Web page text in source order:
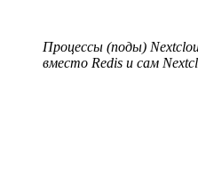
Процессы (поды)
вместо Redis и сам